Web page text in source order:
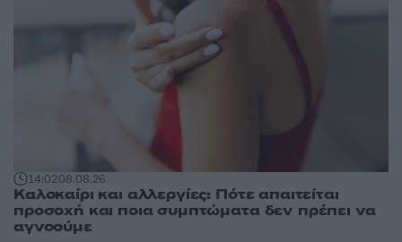
14:0208.08.26
Καλοκαίρι και αλλεργίες: Πότε απαιτείται
προσοχή και ποια συμπτώματα δεν πρέπει να
αγνοούμε